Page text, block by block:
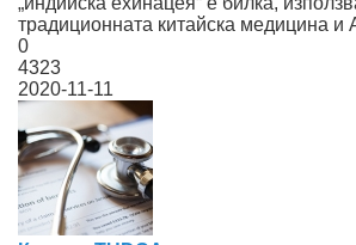
традиционната китайска медицина и
0
4323
2020-11-11